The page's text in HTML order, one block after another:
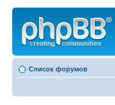
Список форумов